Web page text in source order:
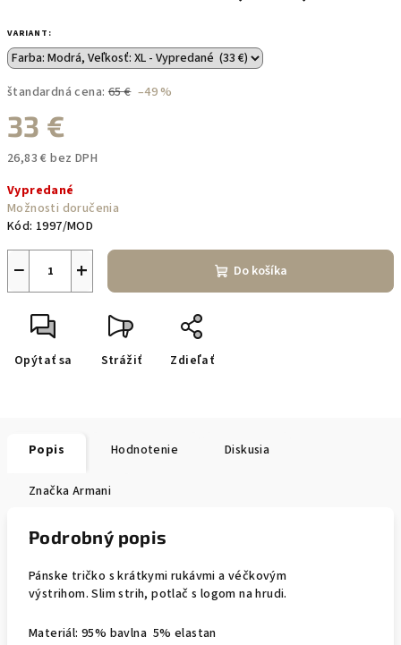
VARIANT:
štandardná cena: 65 € –49 %
33 €
26,83 € bez DPH
cena:
Vypredané
Možnosti doručenia
Kód: 1997/MOD
+
− Do košíka
Opýtať sa Strážiť Zdieľať
Popis Hodnotenie Diskusia
Značka Armani
Podrobný popis
Pánske tričko s krátkymi rukávmi a véčkovým
výstrihom. Slim strih, potlač s logom na hrudi.
Materiál: 95% bavlna 5% elastan